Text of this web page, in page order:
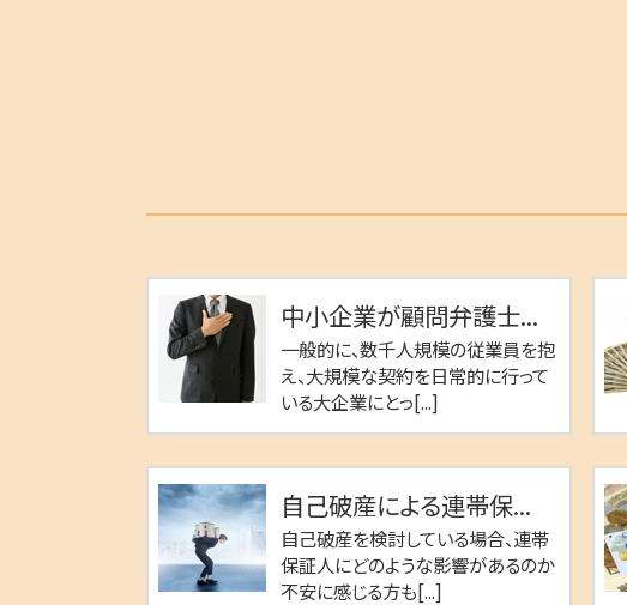
中小企業が顧問弁護士...
一般的に、数千人規模の従業員を抱
え、大規模な契約を日常的に行って
いる大企業にとっ[...]
自己破産による連帯保...
自己破産を検討している場合、連帯
保証人にどのような影響があるのか
不安に感じる方も[...]